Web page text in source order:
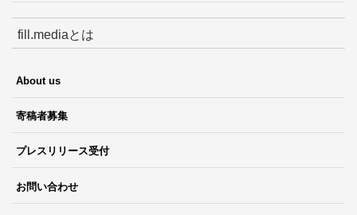
fill.mediaとは
About us
寄稿者募集
プレスリリース受付
お問い合わせ